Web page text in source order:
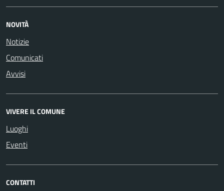
NOVITÀ
Notizie
Comunicati
Avvisi
VIVERE IL COMUNE
Luoghi
Eventi
CONTATTI